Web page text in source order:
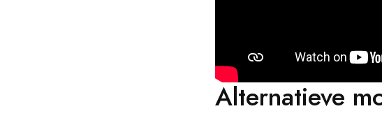
Alternatieve